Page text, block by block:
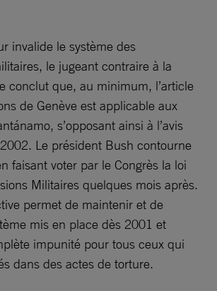
invalide le système des
le jugeant contraire à la
conclut que, au minimum, l’article
de Genève est applicable aux
s’opposant ainsi à l’avis
Le président Bush contourne
faisant voter par le Congrès la loi
Militaires quelques mois après.
permet de maintenir et de
mis en place dès 2001 et
impunité pour tous ceux qui
dans des actes de torture.